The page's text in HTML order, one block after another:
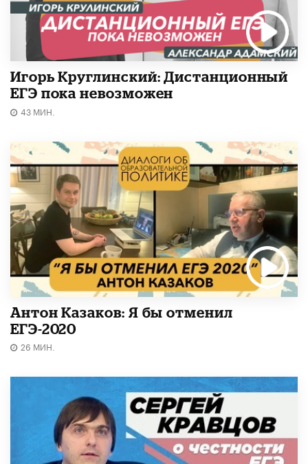
Игорь Круглинский: Дистанционный
ЕГЭ пока невозможен
43 МИН.
Антон Казаков: Я бы отменил
ЕГЭ-2020
26 МИН.